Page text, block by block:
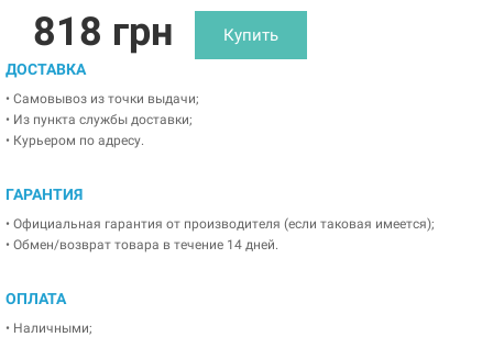
818 грн Купить
ДОСТАВКА
• Самовывоз из точки выдачи;
• Из пункта службы доставки;
• Курьером по адресу.
ГАРАНТИЯ
• Официальная гарантия от производителя (если таковая имеется);
• Обмен/возврат товара в течение 14 дней.
ОПЛАТА
• Наличными;